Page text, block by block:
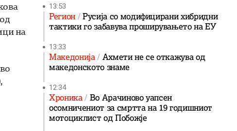
на
13:53
Регион
Русија со модифицирани хибридни
тактики го забавува проширувањето на ЕУ
13:33
Македонија Ахмети не се откажува од
македонското знаме
12:34
Хроника Во Арачиново уапсен
осомничениот за смртта на 19 годишниот
мотоциклист од Побожје